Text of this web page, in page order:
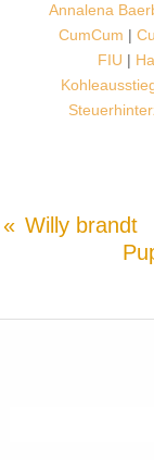
Annalena
CumCum |
FIU |
Willy brandt